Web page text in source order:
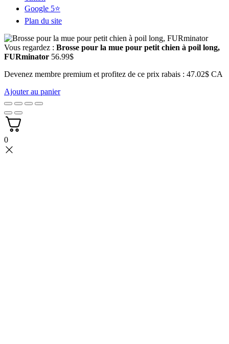
Google 5⭐
Plan du site
Vous regardez : Brosse pour la mue pour petit chien à poil long,
FURminator 56.99$
Devenez membre premium et profitez de ce prix rabais : 47.02$ CA
Ajouter au panier
0